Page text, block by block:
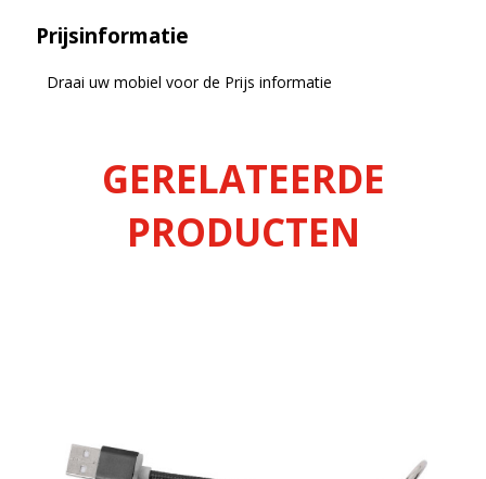
Prijsinformatie
Draai uw mobiel voor de Prijs informatie
GERELATEERDE
PRODUCTEN